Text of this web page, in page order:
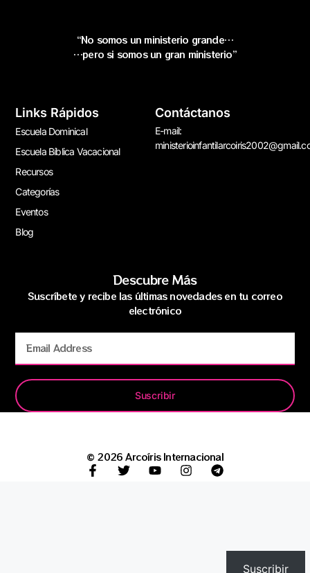
“No somos un ministerio grande…
…pero si somos un gran ministerio”
Links Rápidos
Escuela Dominical
Escuela Bíblica Vacacional
Recursos
Categorías
Eventos
Blog
Contáctanos
E-mail:
Descubre Más
Suscríbete y recibe las últimas novedades en tu correo
electrónico
Suscribir
© 2026 Arcoíris Internacional
Suscribir